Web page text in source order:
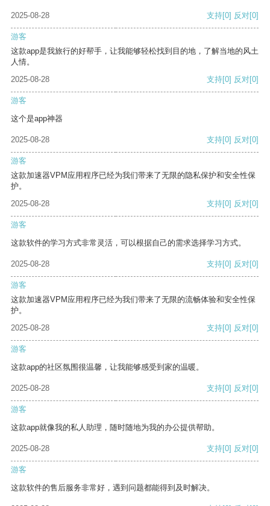
2025-08-28 支持[0] 反对[0]
游客
这款app是我旅行的好帮手，让我能够轻松找到目的地，了解当地的风土
人情。
2025-08-28
支持[0] 反对[0]
游客
这个是app神器
2025-08-28 支持[0] 反对[0]
游客
这款加速器VPM应用程序已经为我们带来了无限的隐私保护和安全性保
护。
2025-08-28
支持[0] 反对[0]
游客
这款软件的学习方式非常灵活，可以根据自己的需求选择学习方式。
2025-08-28 支持[0] 反对[0]
游客
这款加速器VPM应用程序已经为我们带来了无限的流畅体验和安全性保
护。
2025-08-28
支持[0] 反对[0]
游客
这款app的社区氛围很温馨，让我能够感受到家的温暖。
2025-08-28 支持[0] 反对[0]
游客
这款app就像我的私人助理，随时随地为我的办公提供帮助。
2025-08-28 支持[0] 反对[0]
游客
这款软件的售后服务非常好，遇到问题都能得到及时解决。